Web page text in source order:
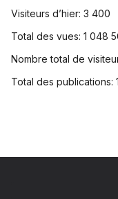
Visiteurs d’hier: 3 400
Total des vues: 1 048
Nombre total de
Total des publications: